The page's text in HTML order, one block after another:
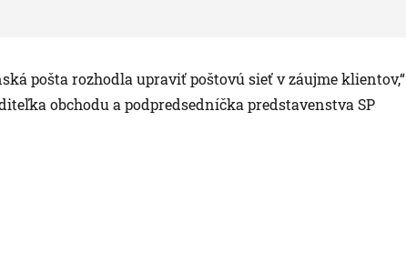
pošta rozhodla upraviť poštovú sieť v záujme klientov,“
obchodu a podpredsedníčka predstavenstva SP